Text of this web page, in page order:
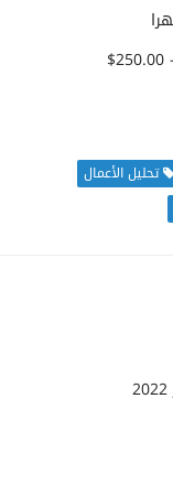
تحليل الأعمال